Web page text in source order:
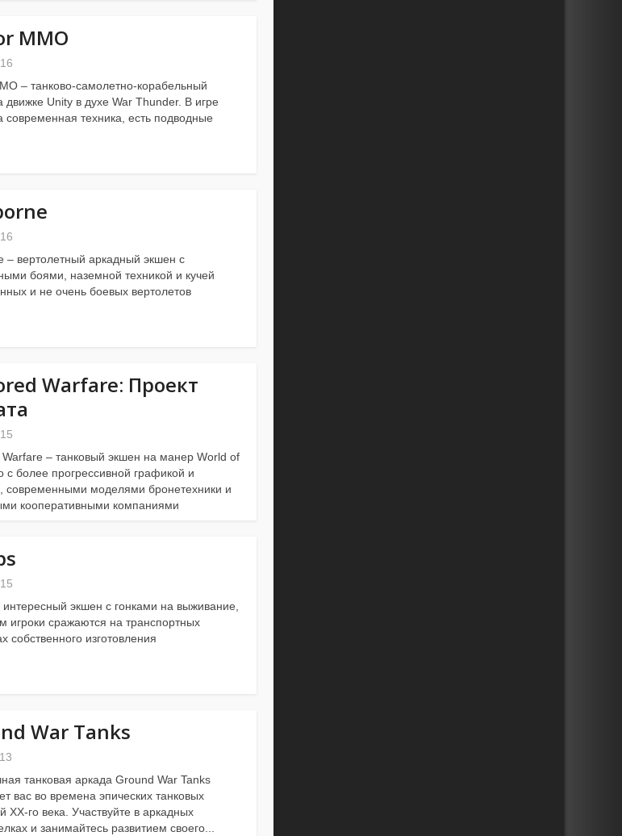
MMO
– танково-самолетно-корабельный
движке Unity в духе War Thunder. В игре
современная техника, есть подводные
– вертолетный аркадный экшен с
боями, наземной техникой и кучей
и не очень боевых вертолетов
Warfare: Проект
– танковый экшен на манер World of
с более прогрессивной графикой и
современными моделями бронетехники и
кооперативными компаниями
интересный экшен с гонками на выживание,
игроки сражаются на транспортных
собственного изготовления
War Tanks
танковая аркада Ground War Tanks
вас во времена эпических танковых
XX-го века. Участвуйте в аркадных
и занимайтесь развитием своего...